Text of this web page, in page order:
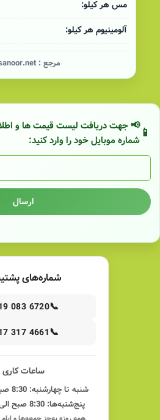
مس هر کیلو:
آلومینیوم هر کیلو:
مرجع :
📢 جهت دریافت لیست قیمت ها و
شماره موبایل خود را وارد کنید:
ارسال
شماره‌های
📞
083 6720
📞
317 4661
ساعات کاری
شنبه تا چهارشنبه: 8:30 صبح الی 8 شب
پنج‌شنبه‌ها: 8:30 صبح الی 2 بعدازظهر